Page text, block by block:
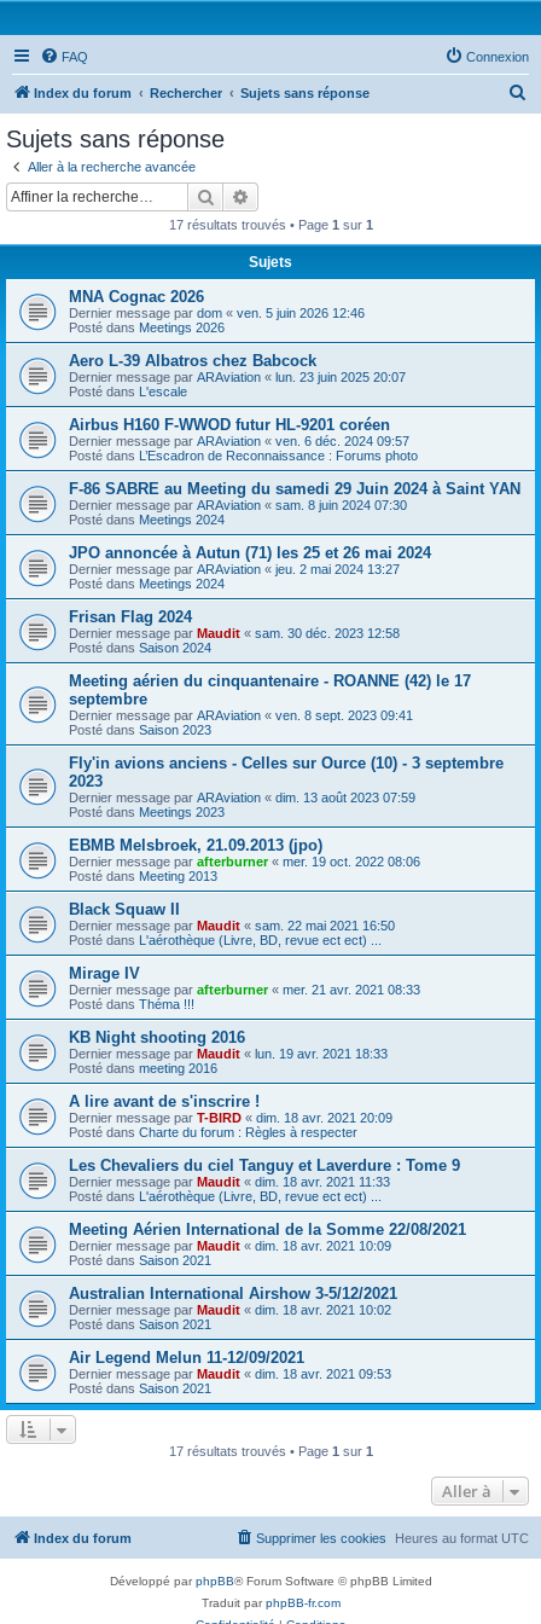
FAQ Connexion
Index du forum Rechercher Sujets sans réponse
Sujets sans réponse
Aller à la recherche avancée
Rechercher
17 résultats trouvés • Page 1 sur 1
Sujets
MNA Cognac 2026
Dernier message par dom « ven. 5 juin 2026 12:46
Posté dans Meetings 2026
Aero L-39 Albatros chez Babcock
Dernier message par ARAviation « lun. 23 juin 2025 20:07
Posté dans L'escale
Airbus H160 F-WWOD futur HL-9201 coréen
Dernier message par ARAviation « ven. 6 déc. 2024 09:57
Posté dans L’Escadron de Reconnaissance : Forums photo
F-86 SABRE au Meeting du samedi 29 Juin 2024 à Saint YAN
Dernier message par ARAviation « sam. 8 juin 2024 07:30
Posté dans Meetings 2024
JPO annoncée à Autun (71) les 25 et 26 mai 2024
Dernier message par ARAviation « jeu. 2 mai 2024 13:27
Posté dans Meetings 2024
Frisan Flag 2024
Dernier message par Maudit « sam. 30 déc. 2023 12:58
Posté dans Saison 2024
Meeting aérien du cinquantenaire - ROANNE (42) le 17
septembre
Dernier message par ARAviation « ven. 8 sept. 2023 09:41
Posté dans Saison 2023
Fly'in avions anciens - Celles sur Ource (10) - 3 septembre
2023
Dernier message par ARAviation « dim. 13 août 2023 07:59
Posté dans Meetings 2023
EBMB Melsbroek, 21.09.2013 (jpo)
Dernier message par afterburner« mer. 19 oct. 2022 08:06
Posté dans Meeting 2013
Black Squaw II
Dernier message par Maudit « sam. 22 mai 2021 16:50
Posté dans L'aérothèque (Livre, BD, revue ect ect) ...
Mirage IV
Dernier message par afterburner« mer. 21 avr. 2021 08:33
Posté dans Théma !!!
KB Night shooting 2016
Dernier message par Maudit « lun. 19 avr. 2021 18:33
Posté dans meeting 2016
A lire avant de s'inscrire !
Dernier message par T-BIRD « dim. 18 avr. 2021 20:09
Posté dans Charte du forum : Règles à respecter
Les Chevaliers du ciel Tanguy et Laverdure : Tome 9
Dernier message par Maudit « dim. 18 avr. 2021 11:33
Posté dans L'aérothèque (Livre, BD, revue ect ect) ...
Meeting Aérien International de la Somme 22/08/2021
Dernier message par Maudit « dim. 18 avr. 2021 10:09
Posté dans Saison 2021
Australian International Airshow 3-5/12/2021
Dernier message par Maudit « dim. 18 avr. 2021 10:02
Posté dans Saison 2021
Air Legend Melun 11-12/09/2021
Dernier message par Maudit « dim. 18 avr. 2021 09:53
Posté dans Saison 2021
17 résultats trouvés • Page 1 sur 1
Aller à
Index du forum Heures au format UTC
Supprimer les cookies
Développé parphpBB® Forum Software © phpBB Limited
Traduit parphpBB-fr.com